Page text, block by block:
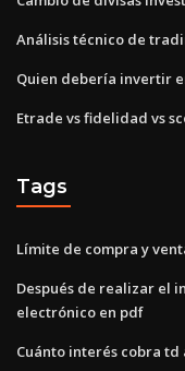
Análisis técnico de
Quien debería invertir
Etrade vs fidelidad vs
Tags
Límite de compra y
Después de realizar el
electrónico en pdf
Cuánto interés cobra